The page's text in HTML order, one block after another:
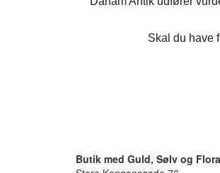
Skal du have
Butik med Guld, Sølv og